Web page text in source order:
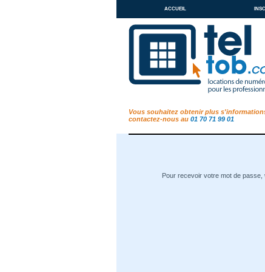
accueil
Vous souhaitez obtenir plus
contactez-nous au 01 70 71 99 01
Pour recevoir votre mot de